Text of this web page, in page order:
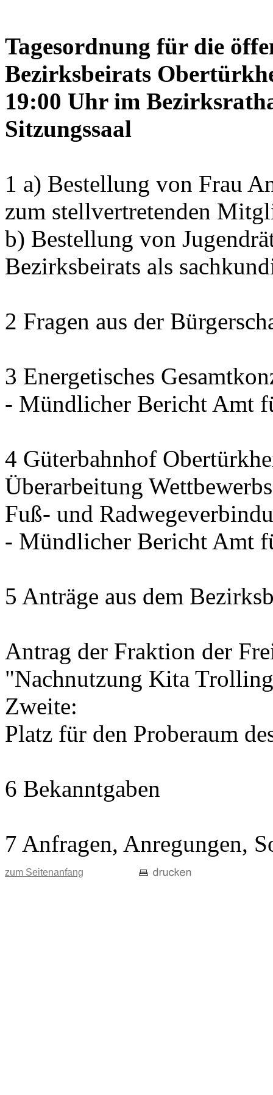
Tagesordnung für die
Bezirksbeirats
19:00 Uhr im
Sitzungssaal
1 a) Bestellung von Frau
zum stellvertretenden
b) Bestellung von
Bezirksbeirats als
2 Fragen aus der
3 Energetisches
- Mündlicher Bericht Amt
4 Güterbahnhof
Überarbeitung
Fuß- und
- Mündlicher Bericht Amt
5 Anträge aus dem
Antrag der Fraktion der
"Nachnutzung Kita
Zweite:
Platz für den Proberaum
6 Bekanntgaben
7 Anfragen, Anregungen,
zum Seitenanfang